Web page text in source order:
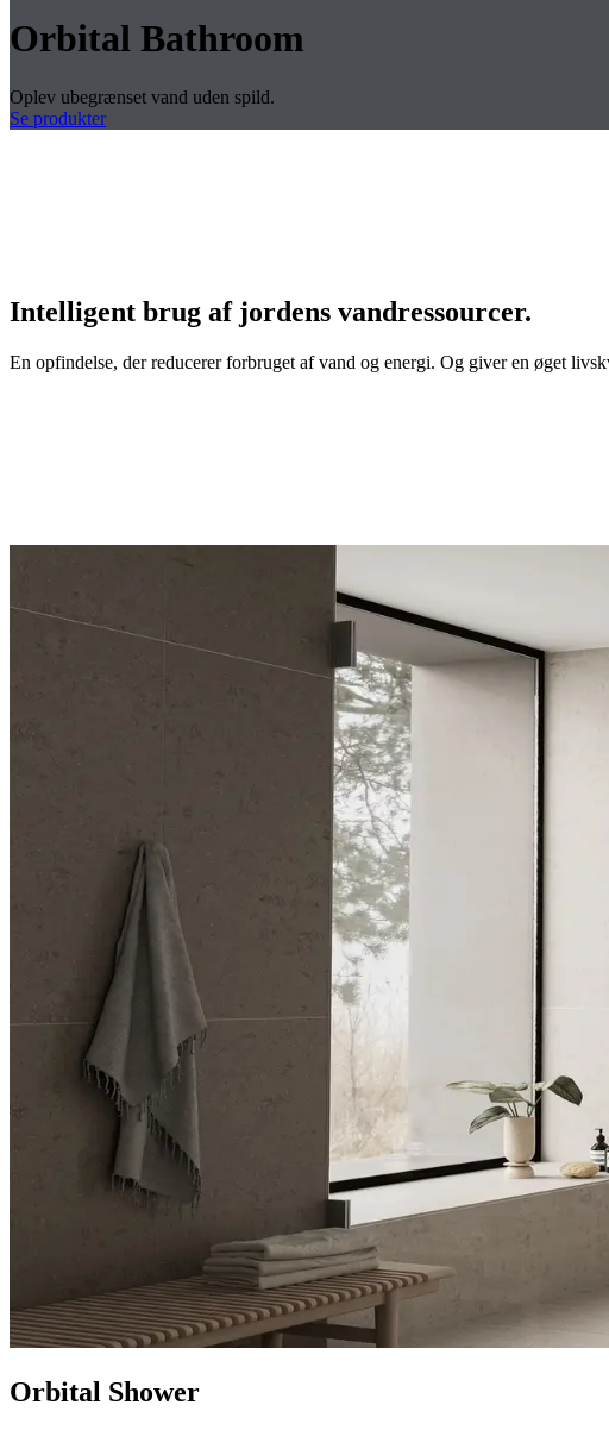
Orbital Bathroom
Oplev ubegrænset vand uden spild.
Se produkter
Intelligent brug af jordens vandressourcer.
En opfindelse, der reducerer forbruget af vand og energi. Og giver en øget
Orbital Shower